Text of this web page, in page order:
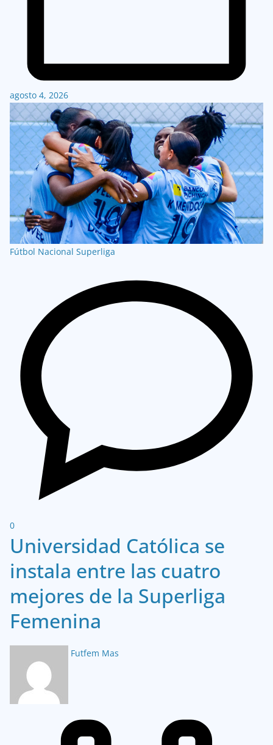
agosto 4, 2026
Fútbol Nacional Superliga
0
Universidad Católica se
instala entre las cuatro
mejores de la Superliga
Femenina
Futfem Mas